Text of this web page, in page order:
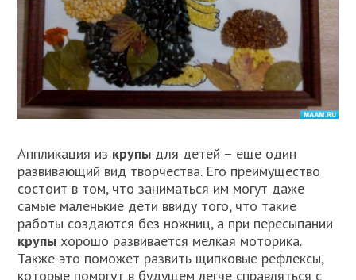
Аппликация из крупы для детей – еще один
развивающий вид творчества. Его преимущество
состоит в том, что заниматься им могут даже
самые маленькие дети ввиду того, что такие
работы создаются без ножниц, а при пересыпании
крупы хорошо развивается мелкая моторика.
Также это поможет развить щипковые рефлексы,
которые помогут в будущем легче справляться с